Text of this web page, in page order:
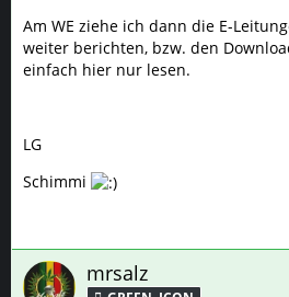
Schimanski lese den link^^
Am WE ziehe ich dann die E-
weiter berichten, bzw. den
einfach hier nur lesen.
LG
Schimmi
mrsalz